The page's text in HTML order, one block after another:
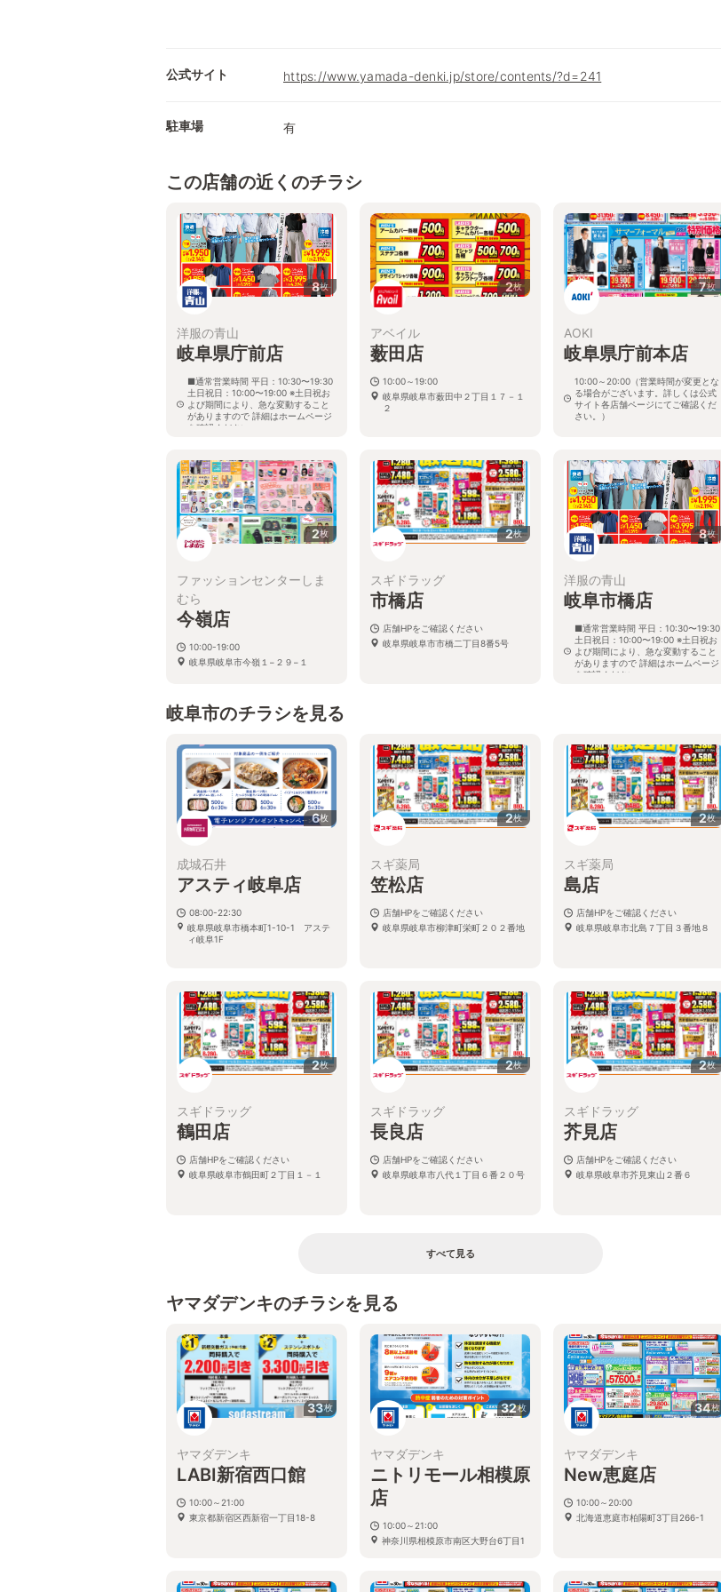
公式サイト https://www.yamada-denki.jp/store/contents/?d=241
駐車場 有
この店舗の近くのチラシ
8枚
洋服の青山
岐阜県庁前店
■通常営業時間 平日：10:30〜19:30
土日祝日：10:00〜19:00 ※土日祝お
よび期間により、急な変動すること
がありますので 詳細はホームページ
を確認ください
2枚
アベイル
薮田店
10:00～19:00
岐阜県岐阜市薮田中２丁目１７－１
２
7枚
AOKI
岐阜県庁前本店
10:00～20:00（営業時間が変更とな
る場合がございます。詳しくは公式
サイト各店舗ページにてご確認くだ
さい。）
2枚
ファッションセンターしま
むら
今嶺店
10:00-19:00
岐阜県岐阜市今嶺１−２９−１
2枚
スギドラッグ
市橋店
店舗HPをご確認ください
岐阜県岐阜市市橋二丁目8番5号
8枚
洋服の青山
岐阜市橋店
■通常営業時間 平日：10:30〜19:30
土日祝日：10:00〜19:00 ※土日祝お
よび期間により、急な変動すること
がありますので 詳細はホームページ
を確認ください
岐阜市のチラシを見る
6枚
成城石井
アスティ岐阜店
08:00-22:30
岐阜県岐阜市橋本町1-10-1 アステ
ィ岐阜1F
2枚
スギ薬局
笠松店
店舗HPをご確認ください
岐阜県岐阜市柳津町栄町２０２番地
2枚
スギ薬局
島店
店舗HPをご確認ください
岐阜県岐阜市北島７丁目３番地８
2枚
スギドラッグ
鶴田店
店舗HPをご確認ください
岐阜県岐阜市鶴田町２丁目１－１
2枚
スギドラッグ
長良店
店舗HPをご確認ください
岐阜県岐阜市八代１丁目６番２０号
2枚
スギドラッグ
芥見店
店舗HPをご確認ください
岐阜県岐阜市芥見東山２番６
すべて見る
ヤマダデンキのチラシを見る
33枚
ヤマダデンキ
LABI新宿西口館
10:00～21:00
東京都新宿区西新宿一丁目18-8
32枚
ヤマダデンキ
ニトリモール相模原
店
10:00～21:00
神奈川県相模原市南区大野台6丁目1
34枚
ヤマダデンキ
New恵庭店
10:00～20:00
北海道恵庭市柏陽町3丁目266-1